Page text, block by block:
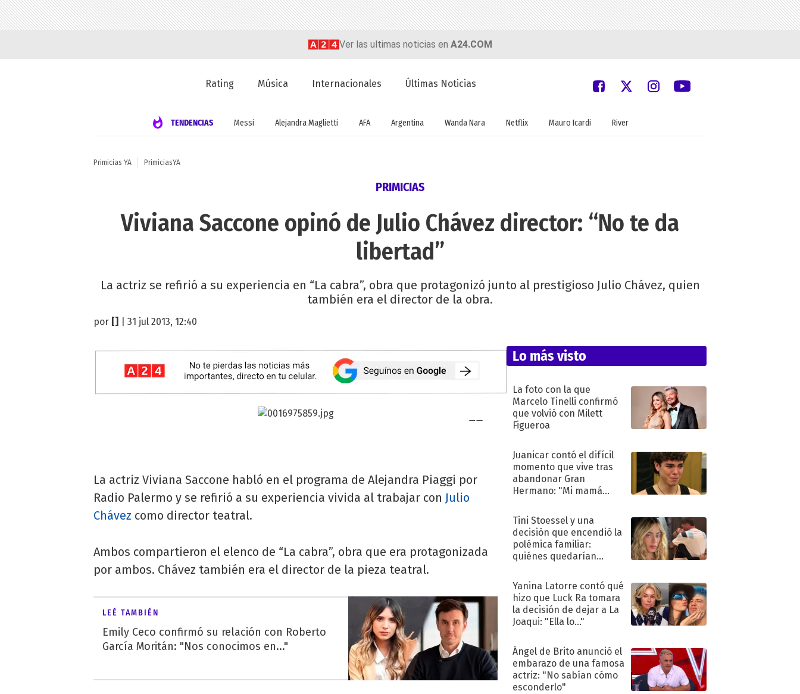
Ver las ultimas noticias en A24.COM
Rating Música Internacionales Últimas Noticias
TENDENCIAS Messi Alejandra Maglietti AFA Argentina Wanda Nara Netflix Mauro Icardi River
Primicias YA PrimiciasYA
PRIMICIAS
Viviana Saccone opinó de Julio Chávez director: “No te da
libertad”
La actriz se refirió a su experiencia en “La cabra”, obra que protagonizó junto al prestigioso Julio Chávez, quien
también era el director de la obra.
por | 31 jul 2013, 12:40
La actriz Viviana Saccone habló en el programa de Alejandra Piaggi por
Radio Palermo y se refirió a su experiencia vivida al trabajar con Julio
Chávez como director teatral.
Ambos compartieron el elenco de “La cabra”, obra que era protagonizada
por ambos. Chávez también era el director de la pieza teatral.
LEÉ TAMBIÉN
Emily Ceco confirmó su relación con Roberto
García Moritán: "Nos conocimos en..."
Lo más visto
La foto con la que
Marcelo Tinelli confirmó
que volvió con Milett
Figueroa
Juanicar contó el difícil
momento que vive tras
abandonar Gran
Hermano: "Mi mamá
Tini Stoessel y una
decisión que encendió la
polémica familiar:
quiénes quedarían
Yanina Latorre contó qué
hizo que Luck Ra tomara
la decisión de dejar a La
Joaqui: "Ella lo..."
Ángel de Brito anunció el
embarazo de una famosa
actriz: "No sabían cómo
esconderlo"